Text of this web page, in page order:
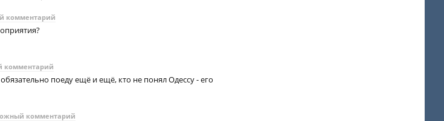
комментарий
комментарий
поеду ещё и ещё, кто не понял Одессу - его
комментарий